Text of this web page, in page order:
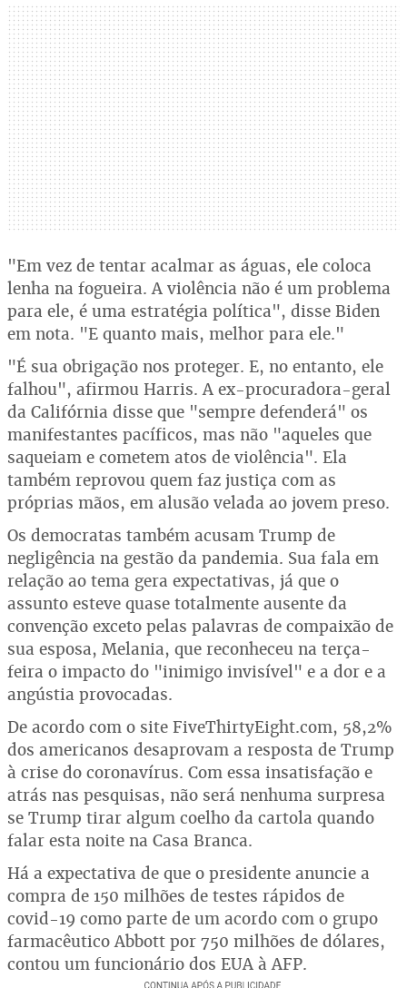
"Em vez de tentar acalmar as águas, ele coloca
lenha na fogueira. A violência não é um problema
para ele, é uma estratégia política", disse Biden
em nota. "E quanto mais, melhor para ele."
"É sua obrigação nos proteger. E, no entanto, ele
falhou", afirmou Harris. A ex-procuradora-geral
da Califórnia disse que "sempre defenderá" os
manifestantes pacíficos, mas não "aqueles que
saqueiam e cometem atos de violência". Ela
também reprovou quem faz justiça com as
próprias mãos, em alusão velada ao jovem preso.
Os democratas também acusam Trump de
negligência na gestão da pandemia. Sua fala em
relação ao tema gera expectativas, já que o
assunto esteve quase totalmente ausente da
convenção exceto pelas palavras de compaixão de
sua esposa, Melania, que reconheceu na terça-
feira o impacto do "inimigo invisível" e a dor e a
angústia provocadas.
De acordo com o site FiveThirtyEight.com, 58,2%
dos americanos desaprovam a resposta de Trump
à crise do coronavírus. Com essa insatisfação e
atrás nas pesquisas, não será nenhuma surpresa
se Trump tirar algum coelho da cartola quando
falar esta noite na Casa Branca.
Há a expectativa de que o presidente anuncie a
compra de 150 milhões de testes rápidos de
covid-19 como parte de um acordo com o grupo
farmacêutico Abbott por 750 milhões de dólares,
contou um funcionário dos EUA à AFP.